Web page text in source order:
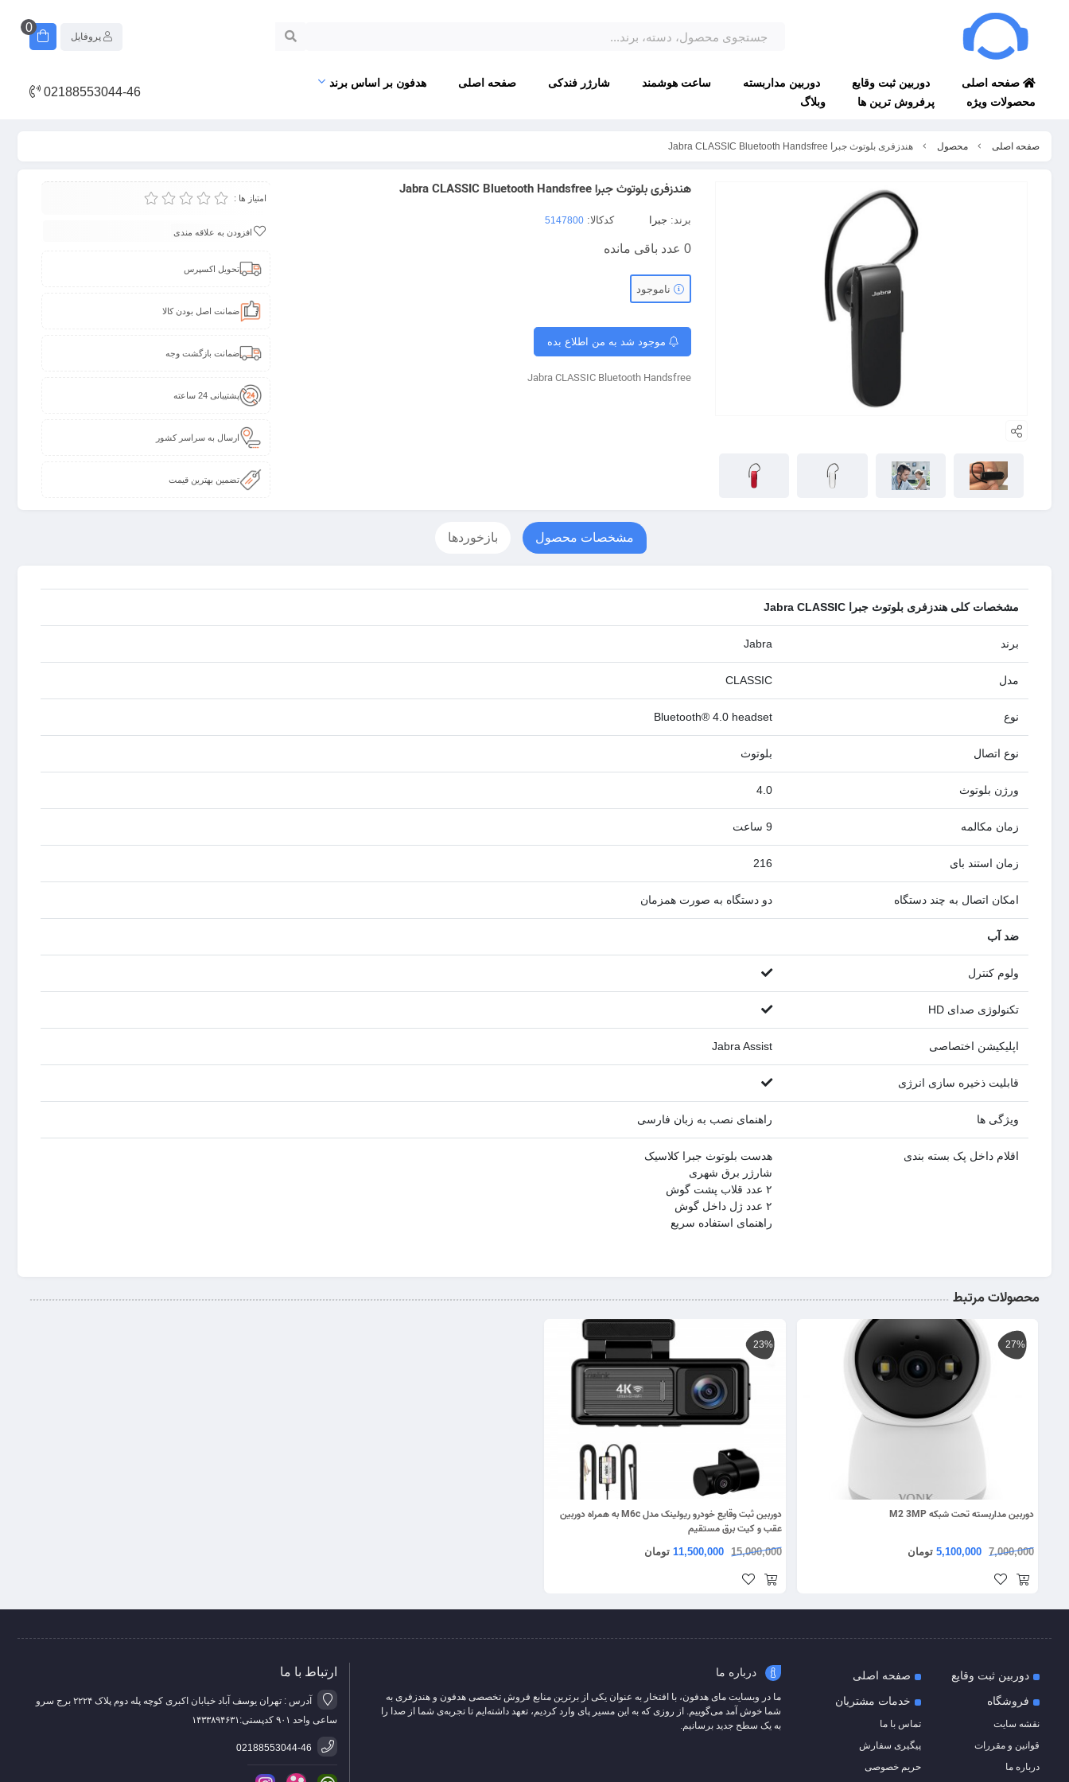
0
صفحه اصلی دوربین ثبت وقایع دوربین مداربسته ساعت هوشمند شارژر فندکی صفحه اصلی
هدفون بر اساس برند
محصولات ویژه
پرفروش ترین ها وبلاگ
02188553044-46
صفحه اصلی محصول هندزفری بلوتوث جبرا Jabra CLASSIC Bluetooth Handsfree
هندزفری بلوتوث جبرا Jabra CLASSIC Bluetooth Handsfree
برند: جبرا کدکالا:
0 عدد باقی مانده
ناموجود
موجود شد به من اطلاع بده
Jabra CLASSIC Bluetooth Handsfree
امتیاز ها :
افزودن به علاقه مندی
تحویل اکسپرس
ضمانت اصل بودن کالا
ضمانت بازگشت وجه
پشتیبانی 24 ساعته
ارسال به سراسر کشور
تضمین بهترین قیمت
مشخصات محصول بازخوردها
مشخصات کلی هندزفری بلوتوث جبرا Jabra CLASSIC
برند Jabra
مدل CLASSIC
نوع Bluetooth® 4.0 headset
نوع اتصال بلوتوث
ورژن بلوتوث 4.0
زمان مکالمه 9 ساعت
زمان استند بای 216
امکان اتصال به چند دستگاه دو دستگاه به صورت همزمان
ضد آب
ولوم کنترل
تکنولوژی صدای HD
اپلیکیشن اختصاصی Jabra Assist
قابلیت ذخیره سازی انرژی
ویژگی ها راهنمای نصب به زبان فارسی
اقلام داخل پک بسته بندی
هدست بلوتوث جبرا کلاسیک
شارژر برق شهری
۲ عدد قلاب پشت گوش
۲ عدد ژل داخل گوش
راهنمای استفاده سریع
محصولات مرتبط
27%
دوربین مداربسته تحت شبکه M2 3MP
7,000,000
5,100,000 تومان
23%
دوربین ثبت وقایع خودرو ریولینک مدل M6c به همراه دوربین
عقب و کیت برق مستقیم
15,000,000
11,500,000 تومان
دوربین ثبت وقایع
صفحه اصلی
فروشگاه
نقشه سایت
قوانین و مقررات
درباره ما
خدمات مشتریان
تماس با ما
پیگیری سفارش
حریم خصوصی
درباره ما
ما در وبسایت مای هدفون، با افتخار به عنوان یکی از برترین منابع فروش تخصصی هدفون و هندزفری به
شما خوش آمد می‌گوییم. از روزی که به این مسیر پای وارد کردیم، تعهد داشته‌ایم تا تجربه‌ی شما از صدا را
به یک سطح جدید برسانیم.
ارتباط با ما
آدرس : تهران یوسف آباد خیابان اکبری کوچه پله دوم پلاک ۲۲۲۴ برج سرو
ساعی واحد ۹۰۱ کدپستی:۱۴۳۳۸۹۴۶۳۱
02188553044-46